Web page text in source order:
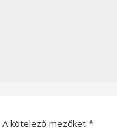
A kötelező mezőket *